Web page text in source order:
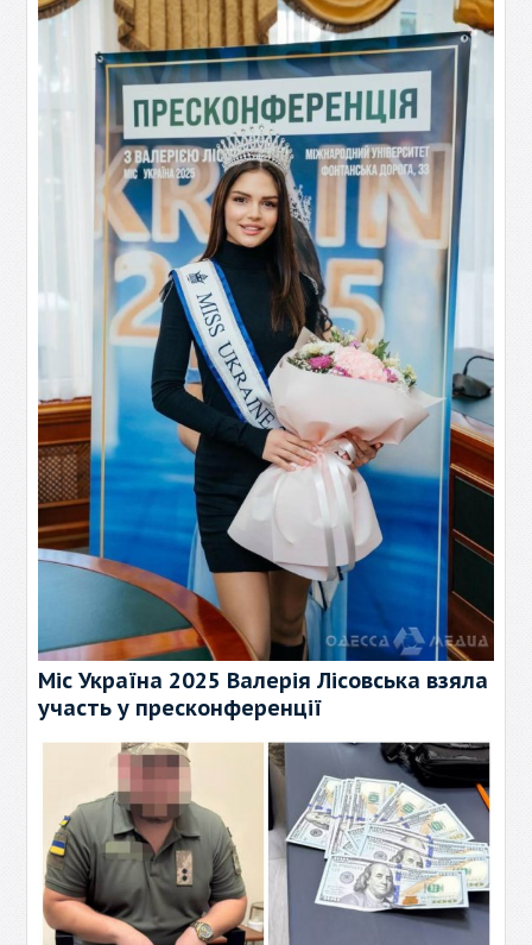
Міс Україна 2025 Валерія Лісовська взяла
участь у пресконференції